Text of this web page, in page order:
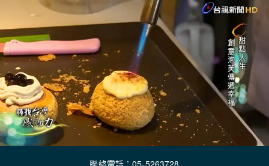
聯絡電話：05-5263728